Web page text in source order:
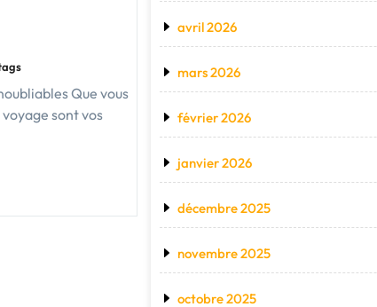
Que vous
sont vos
avril 2026
mars 2026
février 2026
janvier 2026
décembre 2025
novembre 2025
octobre 2025